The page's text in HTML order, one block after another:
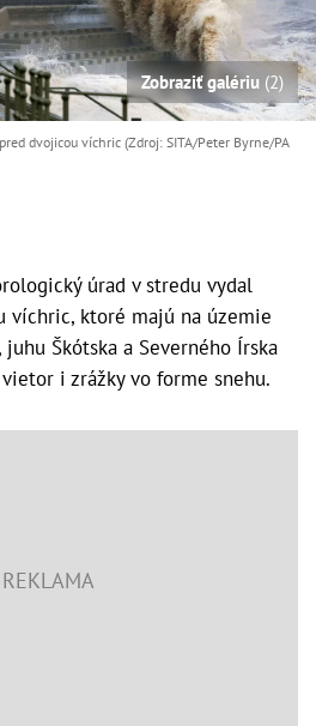
Zobraziť galériu (2)
dvojicou víchric (Zdroj: SITA/Peter Byrne/PA
úrad v stredu vydal
víchric, ktoré majú na územie
Škótska a Severného Írska
i zrážky vo forme snehu.